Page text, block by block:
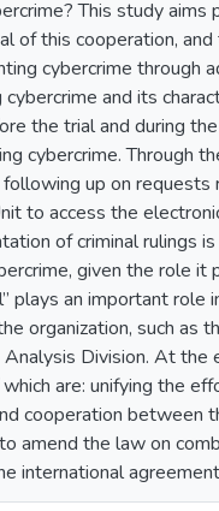
This study
of this cooperation,
cybercrime
and its
the trial and during
cybercrime. Through
up on
to access the
of criminal rulings
given the role
plays an important role
organization, such as
Division. At the
are: unifying the
cooperation between
amend the law on
international